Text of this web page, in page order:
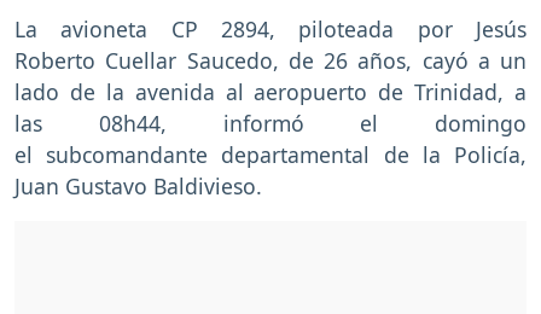
La avioneta CP 2894, piloteada por Jesús
Roberto Cuellar Saucedo, de 26 años, cayó a un
lado de la avenida al aeropuerto de Trinidad, a
las 08h44, informó el domingo
el subcomandante departamental de la Policía,
Juan Gustavo Baldivieso.